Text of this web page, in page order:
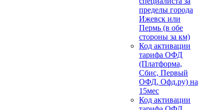
пределы города
Ижевск или
Пермь (в обе
стороны за км)
Код активации
тарифа ОФД
(Платформа,
Сбис, Первый
ОФД, Офд.ру) на
15мес
Код активации